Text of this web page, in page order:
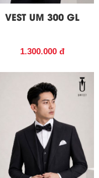
VEST UM 300 GL
1.300.000 đ